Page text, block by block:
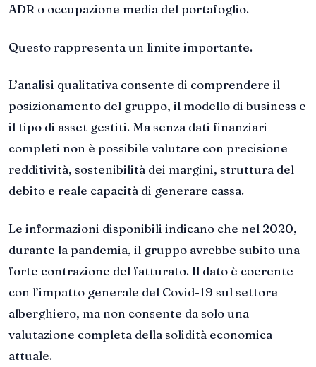
ADR o occupazione media del portafoglio.
Questo rappresenta un limite importante.
L’analisi qualitativa consente di comprendere il
posizionamento del gruppo, il modello di business e
il tipo di asset gestiti. Ma senza dati finanziari
completi non è possibile valutare con precisione
redditività, sostenibilità dei margini, struttura del
debito e reale capacità di generare cassa.
Le informazioni disponibili indicano che nel 2020,
durante la pandemia, il gruppo avrebbe subito una
forte contrazione del fatturato. Il dato è coerente
con l’impatto generale del Covid-19 sul settore
alberghiero, ma non consente da solo una
valutazione completa della solidità economica
attuale.